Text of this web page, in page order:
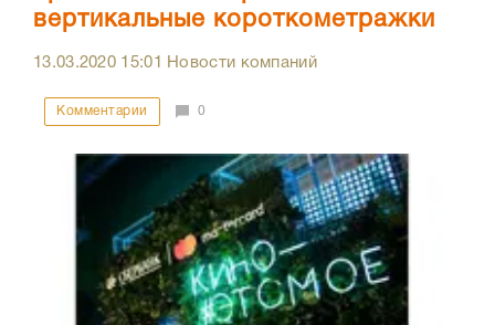
вертикальные короткометражки
13.03.2020 15:01 Новости компаний
Комментарии 0